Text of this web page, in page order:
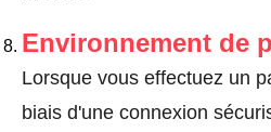
Environnement de
Lorsque vous effectuez un
biais d'une connexion